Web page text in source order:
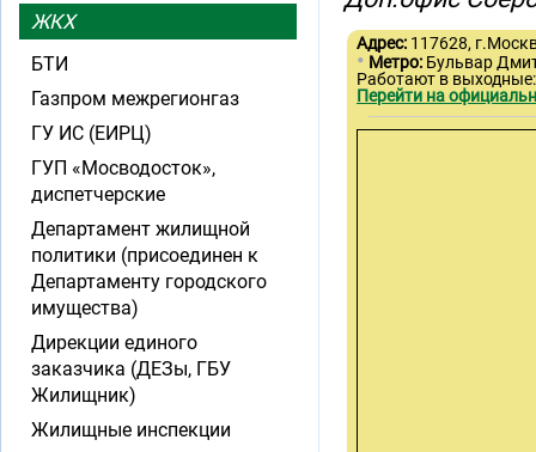
Адрес: 117628,
• Метро: Бульвар
Работают в
Перейти на
ЖКХ
БТИ
Газпром межрегионгаз
ГУ ИС (ЕИРЦ)
ГУП «Мосводосток»,
диспетчерские
Департамент жилищной
политики (присоединен к
Департаменту городского
имущества)
Дирекции единого
заказчика (ДЕЗы, ГБУ
Жилищник)
Жилищные инспекции